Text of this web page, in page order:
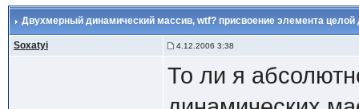
Двухмерный динамический массив, wtf? присвоение элемента целой
Soxatyi 4.12.2006 3:38
То ли я